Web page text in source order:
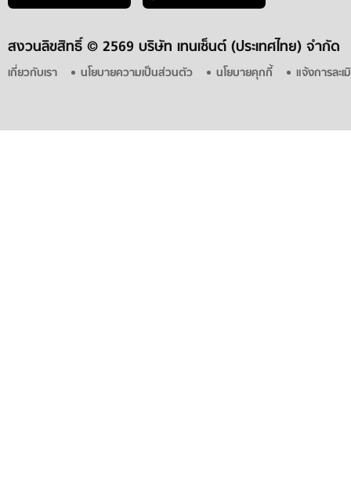
สงวนลิขสิทธิ์ © 2569 บริษัท เทนเซ็นต์ (ประเทศไทย) จำกัด
เกี่ยวกับเรา นโยบายความเป็นส่วนตัว นโยบายคุกกี้ แจ้งการละ